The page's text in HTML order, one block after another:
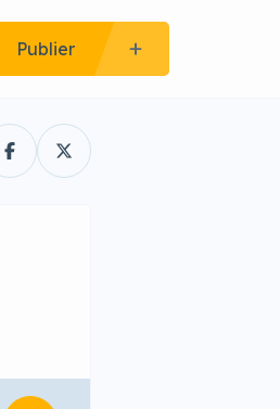
Publier